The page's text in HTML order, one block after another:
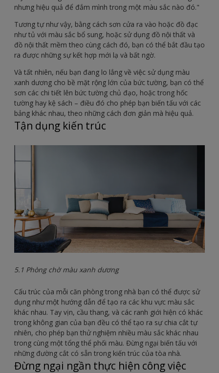
nhưng hiệu quả để đắm mình trong một màu sắc nào đó."
Tương tự như vậy, bằng cách sơn cửa ra vào hoặc đồ đạc
như tủ với màu sắc bổ sung, hoặc sử dụng đồ nội thất và
đồ nội thất mềm theo cùng cách đó, bạn có thể bắt đầu tạo
ra được những sự kết hợp mới lạ và bất ngờ.
Và tất nhiên, nếu bạn đang lo lắng về việc sử dụng màu
xanh dương cho bề mặt rộng lớn của bức tường, bạn có thể
sơn các chi tiết lên bức tường chủ đạo, hoặc trong hốc
tường hay kệ sách – điều đó cho phép bạn biến tấu với các
bảng khác nhau, theo những cách đơn giản mà hiệu quả.
Tận dụng kiến trúc
5.1 Phòng chờ màu xanh dương
Cấu trúc của mỗi căn phòng trong nhà bạn có thể được sử
dụng như một hướng dẫn để tạo ra các khu vực màu sắc
khác nhau. Tay vịn, cầu thang, và các ranh giới hiện có khác
trong không gian của bạn đều có thể tạo ra sự chia cắt tự
nhiên, cho phép bạn thử nghiệm nhiều màu sắc khác nhau
trong cùng một tổng thể phối màu. Đừng ngại biến tấu với
những đường cắt có sẵn trong kiến trúc của tòa nhà.
Đừng ngại ngần thực hiện công việc